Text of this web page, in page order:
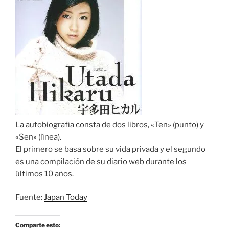
La autobiografía consta de dos libros, «Ten» (punto) y
«Sen» (línea).
El primero se basa sobre su vida privada y el segundo
es una compilación de su diario web durante los
últimos 10 años.
Fuente:Japan Today
Comparte esto: